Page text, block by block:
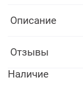
Описание
Отзывы
Наличие